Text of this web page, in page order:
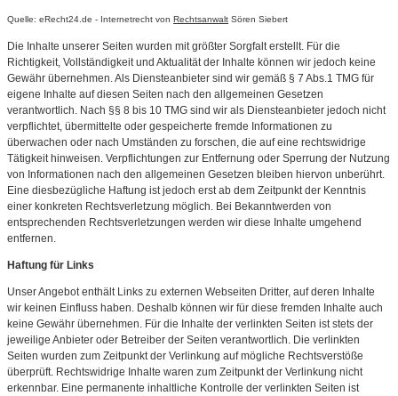
Quelle: eRecht24.de - Internetrecht von Rechtsanwalt Sören Siebert
Die Inhalte unserer Seiten wurden mit größter Sorgfalt erstellt. Für die
Richtigkeit, Vollständigkeit und Aktualität der Inhalte können wir jedoch keine
Gewähr übernehmen. Als Diensteanbieter sind wir gemäß § 7 Abs.1 TMG für
eigene Inhalte auf diesen Seiten nach den allgemeinen Gesetzen
verantwortlich. Nach §§ 8 bis 10 TMG sind wir als Diensteanbieter jedoch nicht
verpflichtet, übermittelte oder gespeicherte fremde Informationen zu
überwachen oder nach Umständen zu forschen, die auf eine rechtswidrige
Tätigkeit hinweisen. Verpflichtungen zur Entfernung oder Sperrung der Nutzung
von Informationen nach den allgemeinen Gesetzen bleiben hiervon unberührt.
Eine diesbezügliche Haftung ist jedoch erst ab dem Zeitpunkt der Kenntnis
einer konkreten Rechtsverletzung möglich. Bei Bekanntwerden von
entsprechenden Rechtsverletzungen werden wir diese Inhalte umgehend
entfernen.
Haftung für Links
Unser Angebot enthält Links zu externen Webseiten Dritter, auf deren Inhalte
wir keinen Einfluss haben. Deshalb können wir für diese fremden Inhalte auch
keine Gewähr übernehmen. Für die Inhalte der verlinkten Seiten ist stets der
jeweilige Anbieter oder Betreiber der Seiten verantwortlich. Die verlinkten
Seiten wurden zum Zeitpunkt der Verlinkung auf mögliche Rechtsverstöße
überprüft. Rechtswidrige Inhalte waren zum Zeitpunkt der Verlinkung nicht
erkennbar. Eine permanente inhaltliche Kontrolle der verlinkten Seiten ist